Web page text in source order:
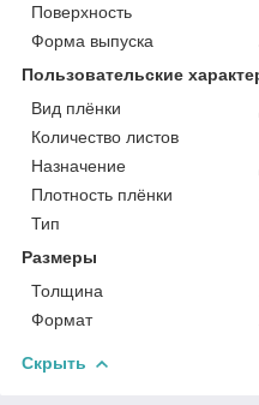
Поверхность
Форма выпуска
Пользовательские
Вид плёнки
Количество листов
Назначение
Плотность плёнки
Тип
Размеры
Толщина
Формат
Скрыть